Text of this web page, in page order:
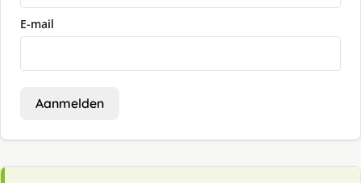
E-mail
Aanmelden